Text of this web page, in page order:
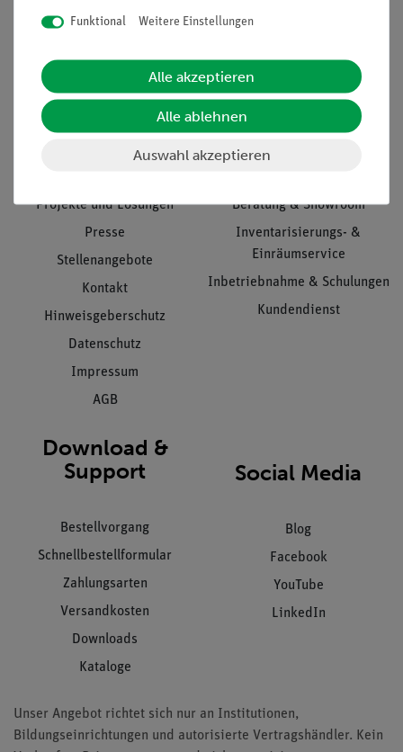
Informationen
Projekte und Lösungen
Presse
Stellenangebote
Kontakt
Hinweisgeberschutz
Datenschutz
Impressum
AGB
Beratung & Showroom
Inventarisierungs- &
Einräumservice
Inbetriebnahme & Schulungen
Kundendienst
Download &
Support
Bestellvorgang
Schnellbestellformular
Zahlungsarten
Versandkosten
Downloads
Kataloge
Social Media
Blog
Facebook
YouTube
LinkedIn
Unser Angebot richtet sich nur an Institutionen,
Bildungseinrichtungen und autorisierte Vertragshändler. Kein
Funktional Weitere Einstellungen
Alle akzeptieren
Alle ablehnen
Auswahl akzeptieren